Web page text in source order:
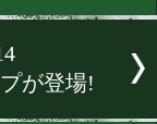
岳也は壮絶